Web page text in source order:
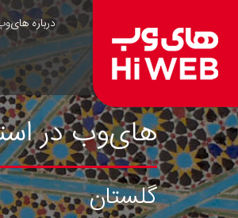
درباره
های‌وب در
گلستان